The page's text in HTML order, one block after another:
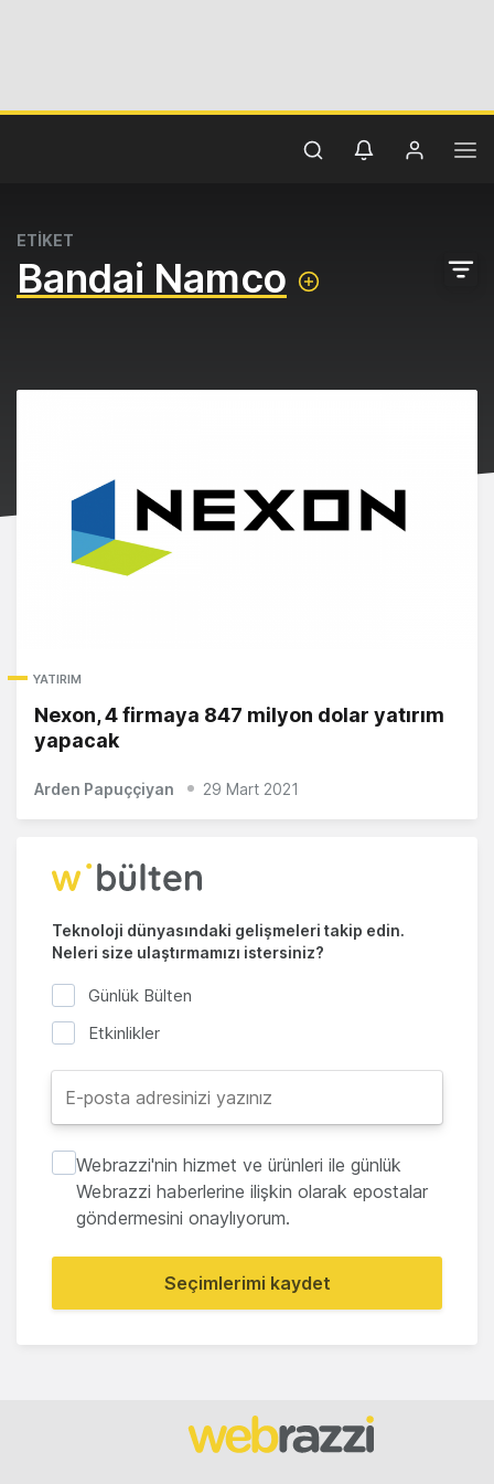
ETİKET
Bandai Namco
YATIRIM
Nexon, 4 firmaya 847 milyon dolar yatırım
yapacak
Arden Papuççiyan 29 Mart 2021
Teknoloji dünyasındaki gelişmeleri takip edin.
Neleri size ulaştırmamızı istersiniz?
Günlük Bülten
Etkinlikler
Webrazzi'nin hizmet ve ürünleri ile günlük
Webrazzi haberlerine ilişkin olarak epostalar
göndermesini onaylıyorum.
Seçimlerimi kaydet